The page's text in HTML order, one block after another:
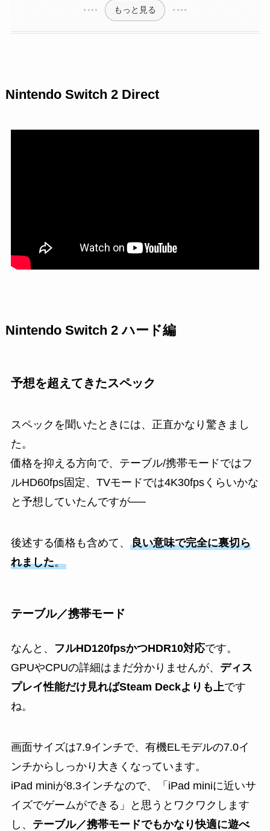
もっと見る
Nintendo Switch 2 Direct
Nintendo Switch 2 ハード編
予想を超えてきたスペック
スペックを聞いたときには、正直かなり驚きまし
た。
価格を抑える方向で、テーブル/携帯モードではフ
ルHD60fps固定、TVモードでは4K30fpsくらいかな
と予想していたんですが──
後述する価格も含めて、 良い意味で完全に裏切ら
れました。
テーブル／携帯モード
なんと、 フルHD120fpsかつHDR10対応です。
GPUやCPUの詳細はまだ分かりませんが、 ディス
プレイ性能だけ見ればSteam Deckよりも上です
ね。
画面サイズは7.9インチで、有機ELモデルの7.0イ
ンチからしっかり大きくなっています。
iPad miniが8.3インチなので、「iPad miniに近いサ
イズでゲームができる」と思うとワクワクします
し、 テーブル／携帯モードでもかなり快適に遊べ